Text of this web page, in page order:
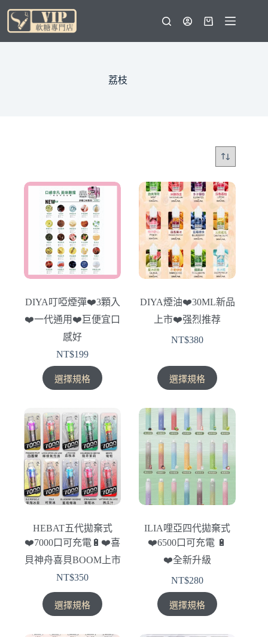
跳
購
物
荔枝
DIYA叮啞煙彈❤️‍3顆入
❤️‍一代通用❤️‍巨便宜口
感好
NT$199
選擇規格
此
產
有
多
種
款
式。
可
在
品
頁
面
選
選
項
DIYA煙油❤️‍30ML新品
上市❤️‍强烈推荐
NT$380
選擇規格
此
產
有
多
種
款
式。
可
在
品
頁
面
選
選
項
HEBAT五代拋棄式
❤️‍7000口可充電🔋❤️‍喜
貝神舟喜貝BOOM上市
NT$350
選擇規格
此
產
ILIA哩亞四代拋棄式
❤️‍6500口可充電 🔋
❤️‍全新升級
NT$280
選擇規格
此
產